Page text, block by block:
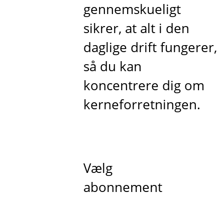
gennemskueligt
sikrer, at alt i den
daglige drift fungerer,
så du kan
koncentrere dig om
kerneforretningen.
Vælg
abonnement